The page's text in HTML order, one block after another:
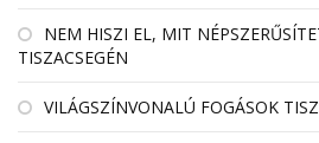
NEM HISZI EL, MIT
TISZACSEGÉN
VILÁGSZÍNVONALÚ FOGÁSOK